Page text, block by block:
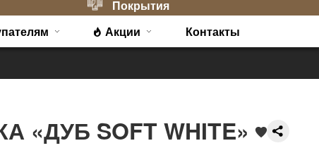
Покрытия
Акции Контакты
«ДУБ SOFT WHITE»